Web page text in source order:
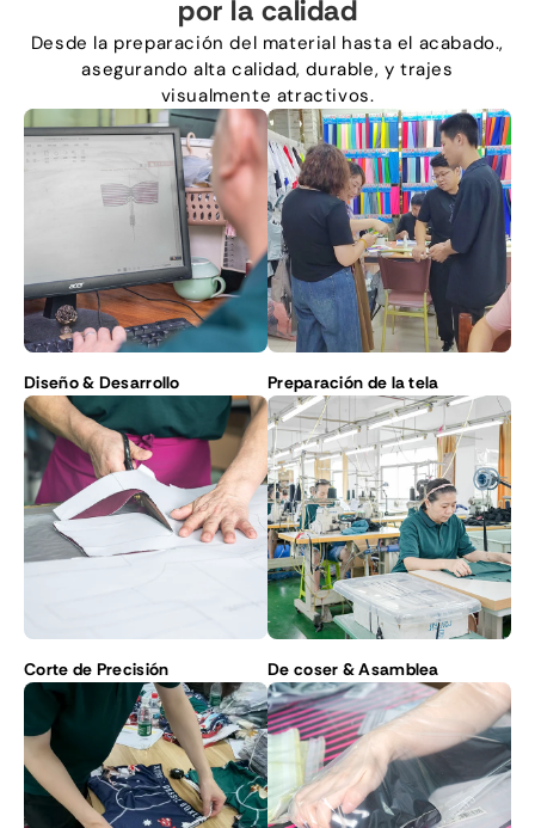
por la calidad
Desde la preparación del material hasta el acabado.,
asegurando alta calidad, durable, y trajes
visualmente atractivos.
Diseño & Desarrollo Preparación de la tela
Corte de Precisión De coser & Asamblea